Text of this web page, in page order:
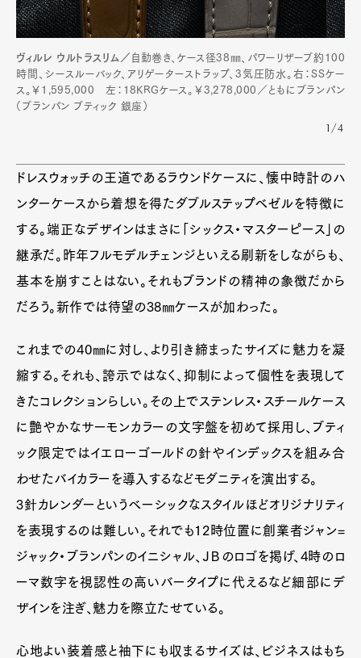
ヴィルレ ウルトラスリム／ 自動巻き、ケース径38㎜、パワーリザーブ約100
時間、シースルーバック、アリゲーターストラップ、3気圧防水。右：SSケー
ス。￥1,595,000 左：18KRGケース。￥3,278,000／ともにブランパン
（ブランパン ブティック 銀座）
1/4
ドレスウォッチの王道であるラウンドケースに、懐中時計のハ
ンターケースから着想を得たダブルステップベゼルを特徴に
する。端正なデザインはまさに「シックス・マスターピース」の
継承だ。昨年フルモデルチェンジといえる刷新をしながらも、
基本を崩すことはない。それもブランドの精神の象徴だから
だろう。新作では待望の38㎜ケースが加わった。
これまでの40㎜に対し、より引き締まったサイズに魅力を凝
縮する。それも、誇示ではなく、抑制によって個性を表現して
きたコレクションらしい。その上でステンレス・スチールケース
に艶やかなサーモンカラーの文字盤を初めて採用し、ブティ
ック限定ではイエローゴールドの針やインデックスを組み合
わせたバイカラーを導入するなどモダニティを演出する。
3針カレンダーというベーシックなスタイルほどオリジナリティ
を表現するのは難しい。それでも12時位置に創業者ジャン=
ジャック・ブランパンのイニシャル、ＪＢのロゴを掲げ、4時のロ
ーマ数字を視認性の高いバータイプに代えるなど細部にデ
ザインを注ぎ、魅力を際立たせている。
心地よい装着感と袖下にも収まるサイズは、ビジネスはもち